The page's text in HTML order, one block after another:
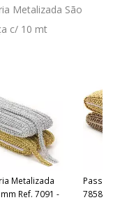
Metalizada São
c/ 10 mt
Metalizada
Ref. 7091 -
7858/P